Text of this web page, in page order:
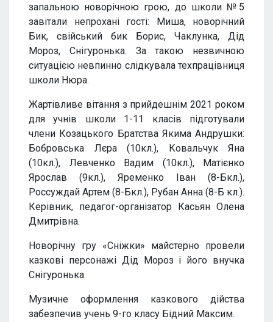
запальною новорічною грою, до школи №5
завітали непрохані гості: Миша, новорічний
Бик, свійський бик Борис, Чаклунка, Дід
Мороз, Снігуронька. За такою незвичною
ситуацією невпинно слідкувала техпрацівниця
школи Нюра.
Жартівливе вітання з прийдешнім 2021 роком
для учнів школи 1-11 класів підготували
члени Козацького Братства Якима Андрушки:
Бобровська Лєра (10кл.), Ковальчук Яна
(10кл.), Левченко Вадим (10кл.), Матієнко
Ярослав (9кл.), Яременко Іван (8-Бкл.),
Россуждай Артем (8-Бкл.), Рубан Анна (8-Б кл.).
Керівник, педагог-організатор Касьян Олена
Дмитрівна.
Новорічну гру «Сніжки» майстерно провели
казкові персонажі Дід Мороз і його внучка
Снігуронька.
Музичне оформлення казкового дійства
забезпечив учень 9-го класу Бідний Максим.